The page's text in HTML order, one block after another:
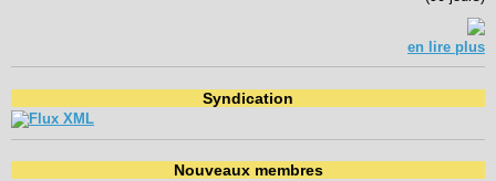
en lire plus
Syndication
Nouveaux membres